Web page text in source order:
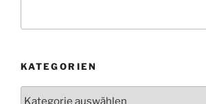
KATEGORIEN